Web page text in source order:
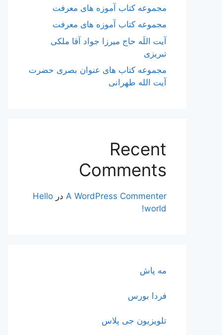
مجموعه کتاب آموزه های معرفت
مجموعه کتاب آموزه های معرفت
آیت اللَه حاج میرزا جواد آقا ملکی
تبریزی
مجموعه کتاب های عنوان بصری حضرت
آیت الله طهرانی
Recent
Comments
A WordPress Commenter در Hello
world!
مه پاش
فردا بورس
تلویزیون جی پلاس